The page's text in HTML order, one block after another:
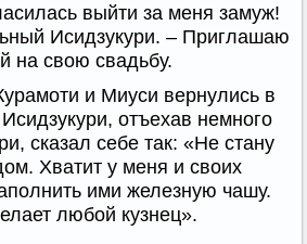
выйти за меня замуж!
Исидзукури. – Приглашаю
на свою свадьбу.
и Миуси вернулись в
отъехав немного
сказал себе так: «Не стану
Хватит у меня и своих
ими железную чашу.
любой кузнец».